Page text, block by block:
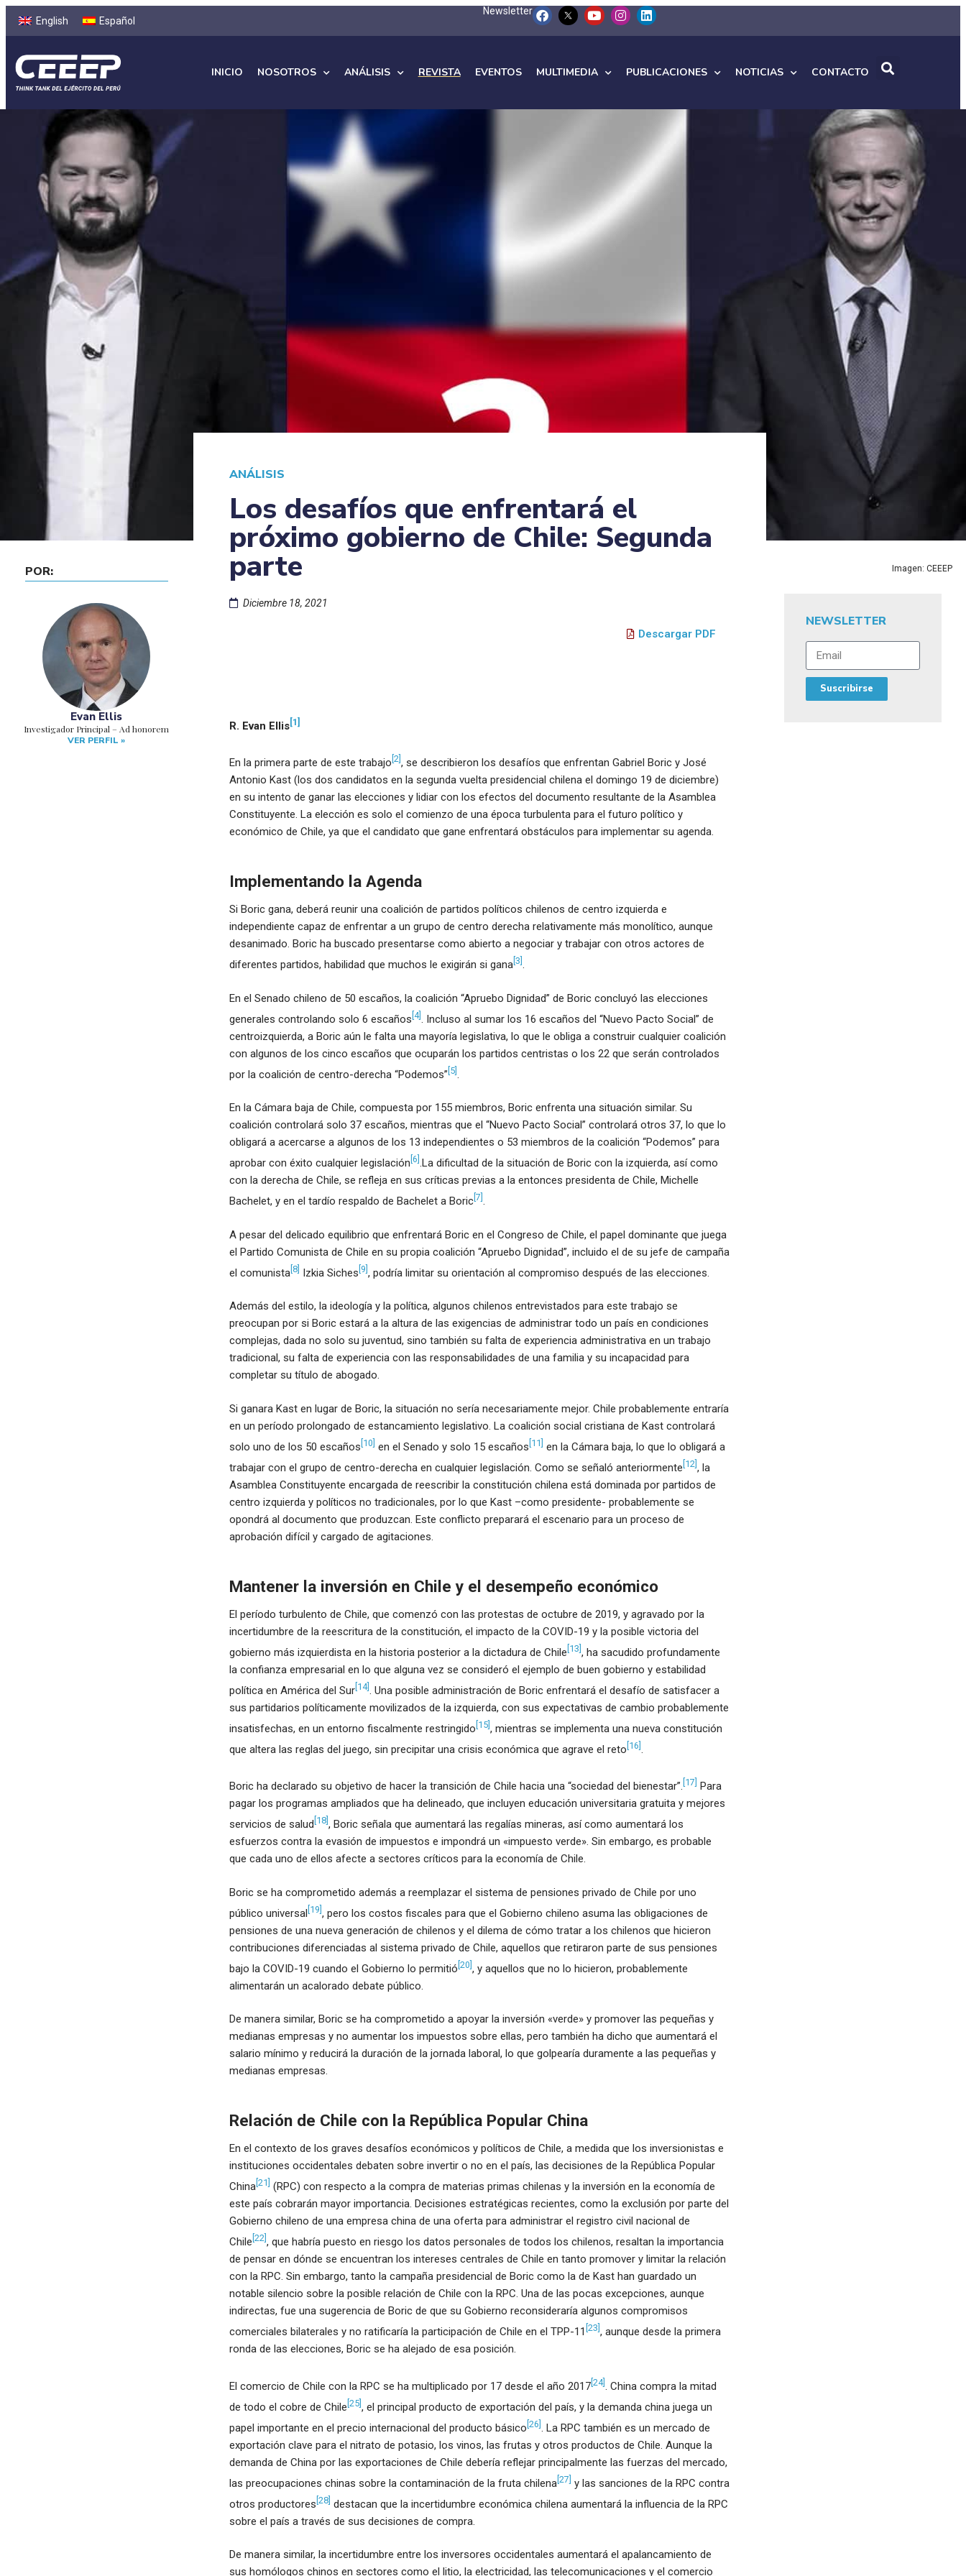
English Español
Newsletter
INICIO NOSOTROS ANÁLISIS REVISTA EVENTOS MULTIMEDIA PUBLICACIONES NOTICIAS CONTACTO
POR:
Evan Ellis
Investigador Principal – Ad honorem
VER PERFIL »
ANÁLISIS
Los desafíos que enfrentará el
próximo gobierno de Chile: Segunda
parte
Diciembre 18, 2021
Descargar PDF
R. Evan Ellis [1]
En la primera parte de este trabajo [2] , se describieron los desafíos que enfrentan Gabriel Boric y José
Antonio Kast (los dos candidatos en la segunda vuelta presidencial chilena el domingo 19 de diciembre)
en su intento de ganar las elecciones y lidiar con los efectos del documento resultante de la Asamblea
Constituyente. La elección es solo el comienzo de una época turbulenta para el futuro político y
económico de Chile, ya que el candidato que gane enfrentará obstáculos para implementar su agenda.
Implementando la Agenda
Si Boric gana, deberá reunir una coalición de partidos políticos chilenos de centro izquierda e
independiente capaz de enfrentar a un grupo de centro derecha relativamente más monolítico, aunque
desanimado. Boric ha buscado presentarse como abierto a negociar y trabajar con otros actores de
diferentes partidos, habilidad que muchos le exigirán si gana [3] .
En el Senado chileno de 50 escaños, la coalición “Apruebo Dignidad” de Boric concluyó las elecciones
generales controlando solo 6 escaños [4]. Incluso al sumar los 16 escaños del “Nuevo Pacto Social” de
centroizquierda, a Boric aún le falta una mayoría legislativa, lo que le obliga a construir cualquier coalición
con algunos de los cinco escaños que ocuparán los partidos centristas o los 22 que serán controlados
por la coalición de centro-derecha “Podemos” [5] .
En la Cámara baja de Chile, compuesta por 155 miembros, Boric enfrenta una situación similar. Su
coalición controlará solo 37 escaños, mientras que el “Nuevo Pacto Social” controlará otros 37, lo que lo
obligará a acercarse a algunos de los 13 independientes o 53 miembros de la coalición “Podemos” para
aprobar con éxito cualquier legislación [6] .La dificultad de la situación de Boric con la izquierda, así como
con la derecha de Chile, se refleja en sus críticas previas a la entonces presidenta de Chile, Michelle
Bachelet, y en el tardío respaldo de Bachelet a Boric [7] .
A pesar del delicado equilibrio que enfrentará Boric en el Congreso de Chile, el papel dominante que juega
el Partido Comunista de Chile en su propia coalición “Apruebo Dignidad”, incluido el de su jefe de campaña
el comunista [8] Izkia Siches [9] , podría limitar su orientación al compromiso después de las elecciones.
Además del estilo, la ideología y la política, algunos chilenos entrevistados para este trabajo se
preocupan por si Boric estará a la altura de las exigencias de administrar todo un país en condiciones
complejas, dada no solo su juventud, sino también su falta de experiencia administrativa en un trabajo
tradicional, su falta de experiencia con las responsabilidades de una familia y su incapacidad para
completar su título de abogado.
Si ganara Kast en lugar de Boric, la situación no sería necesariamente mejor. Chile probablemente entraría
en un período prolongado de estancamiento legislativo. La coalición social cristiana de Kast controlará
solo uno de los 50 escaños [10] en el Senado y solo 15 escaños [11] en la Cámara baja, lo que lo obligará a
trabajar con el grupo de centro-derecha en cualquier legislación. Como se señaló anteriormente [12] , la
Asamblea Constituyente encargada de reescribir la constitución chilena está dominada por partidos de
centro izquierda y políticos no tradicionales, por lo que Kast –como presidente- probablemente se
opondrá al documento que produzcan. Este conflicto preparará el escenario para un proceso de
aprobación difícil y cargado de agitaciones.
Mantener la inversión en Chile y el desempeño económico
El período turbulento de Chile, que comenzó con las protestas de octubre de 2019, y agravado por la
incertidumbre de la reescritura de la constitución, el impacto de la COVID-19 y la posible victoria del
gobierno más izquierdista en la historia posterior a la dictadura de Chile [13] , ha sacudido profundamente
la confianza empresarial en lo que alguna vez se consideró el ejemplo de buen gobierno y estabilidad
política en América del Sur[14]. Una posible administración de Boric enfrentará el desafío de satisfacer a
sus partidarios políticamente movilizados de la izquierda, con sus expectativas de cambio probablemente
insatisfechas, en un entorno fiscalmente restringido [15] , mientras se implementa una nueva constitución
que altera las reglas del juego, sin precipitar una crisis económica que agrave el reto [16] .
Boric ha declarado su objetivo de hacer la transición de Chile hacia una “sociedad del bienestar”. [17]
Para
pagar los programas ampliados que ha delineado, que incluyen educación universitaria gratuita y mejores
servicios de salud [18] , Boric señala que aumentará las regalías mineras, así como aumentará los
esfuerzos contra la evasión de impuestos e impondrá un «impuesto verde». Sin embargo, es probable
que cada uno de ellos afecte a sectores críticos para la economía de Chile.
Boric se ha comprometido además a reemplazar el sistema de pensiones privado de Chile por uno
público universal [19] , pero los costos fiscales para que el Gobierno chileno asuma las obligaciones de
pensiones de una nueva generación de chilenos y el dilema de cómo tratar a los chilenos que hicieron
contribuciones diferenciadas al sistema privado de Chile, aquellos que retiraron parte de sus pensiones
bajo la COVID-19 cuando el Gobierno lo permitió [20] , y aquellos que no lo hicieron, probablemente
alimentarán un acalorado debate público.
De manera similar, Boric se ha comprometido a apoyar la inversión «verde» y promover las pequeñas y
medianas empresas y no aumentar los impuestos sobre ellas, pero también ha dicho que aumentará el
salario mínimo y reducirá la duración de la jornada laboral, lo que golpearía duramente a las pequeñas y
medianas empresas.
Relación de Chile con la República Popular China
En el contexto de los graves desafíos económicos y políticos de Chile, a medida que los inversionistas e
instituciones occidentales debaten sobre invertir o no en el país, las decisiones de la República Popular
China [21] (RPC) con respecto a la compra de materias primas chilenas y la inversión en la economía de
este país cobrarán mayor importancia. Decisiones estratégicas recientes, como la exclusión por parte del
Gobierno chileno de una empresa china de una oferta para administrar el registro civil nacional de
Chile [22] , que habría puesto en riesgo los datos personales de todos los chilenos, resaltan la importancia
de pensar en dónde se encuentran los intereses centrales de Chile en tanto promover y limitar la relación
con la RPC. Sin embargo, tanto la campaña presidencial de Boric como la de Kast han guardado un
notable silencio sobre la posible relación de Chile con la RPC. Una de las pocas excepciones, aunque
indirectas, fue una sugerencia de Boric de que su Gobierno reconsideraría algunos compromisos
comerciales bilaterales y no ratificaría la participación de Chile en el TPP-11 [23] , aunque desde la primera
ronda de las elecciones, Boric se ha alejado de esa posición.
El comercio de Chile con la RPC se ha multiplicado por 17 desde el año 2017[24]. China compra la mitad
de todo el cobre de Chile [25] , el principal producto de exportación del país, y la demanda china juega un
papel importante en el precio internacional del producto básico [26] . La RPC también es un mercado de
exportación clave para el nitrato de potasio, los vinos, las frutas y otros productos de Chile. Aunque la
demanda de China por las exportaciones de Chile debería reflejar principalmente las fuerzas del mercado,
las preocupaciones chinas sobre la contaminación de la fruta chilena [27] y las sanciones de la RPC contra
otros productores [28] destacan que la incertidumbre económica chilena aumentará la influencia de la RPC
sobre el país a través de sus decisiones de compra.
De manera similar, la incertidumbre entre los inversores occidentales aumentará el apalancamiento de
sus homólogos chinos en sectores como el litio, la electricidad, las telecomunicaciones y el comercio
Imagen: CEEEP
NEWSLETTER
Suscribirse